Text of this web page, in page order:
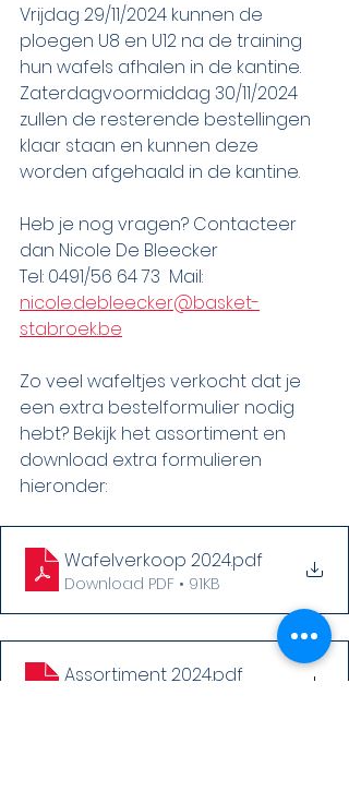
Vrijdag 29/11/2024 kunnen de
ploegen U8 en U12 na de training
hun wafels afhalen in de kantine.
Zaterdagvoormiddag 30/11/2024
zullen de resterende bestellingen
klaar staan en kunnen deze
worden afgehaald in de kantine.
Heb je nog vragen? Contacteer
dan Nicole De Bleecker
Tel: 0491/56 64 73  Mail:
nicole.debleecker@basket-
stabroek.be
Zo veel wafeltjes verkocht dat je
een extra bestelformulier nodig
hebt? Bekijk het assortiment en
download extra formulieren
hieronder:
Wafelverkoop 2024.pdf
Download PDF • 91KB
Assortiment 2024.pdf